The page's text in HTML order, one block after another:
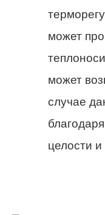
может
может
случае
целости